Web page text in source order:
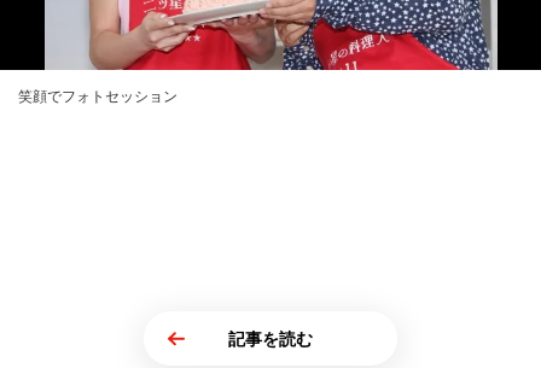
笑顔でフォトセッション
記事を読む